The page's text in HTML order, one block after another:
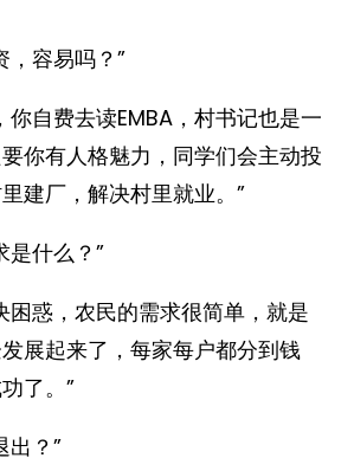
，容易吗？”
你自费去读EMBA，村书记也是一
你有人格魅力，同学们会主动投
建厂，解决村里就业。”
是什么？”
困惑，农民的需求很简单，就是
展起来了，每家每户都分到钱
了。”
出？”